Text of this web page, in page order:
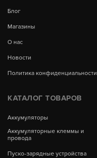
Блог
Магазины
О нас
Новости
Политика конфиденциальности
КАТАЛОГ ТОВАРОВ
Аккумуляторы
Аккумуляторные клеммы и
провода
Пуско-зарядные устройства